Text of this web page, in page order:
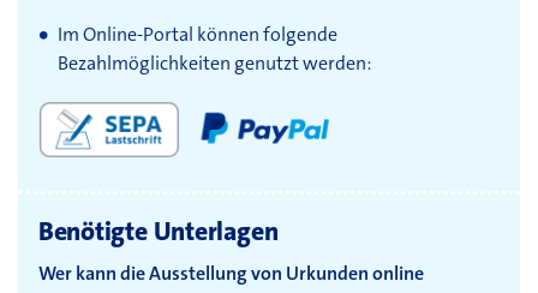
Im Online-Portal können folgende
Bezahlmöglichkeiten genutzt werden:
Benötigte Unterlagen
Wer kann die Ausstellung von Urkunden online